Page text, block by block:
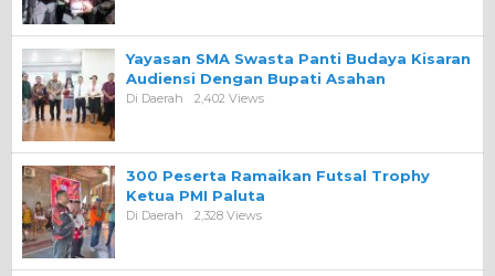
Yayasan SMA Swasta Panti Budaya Kisaran
Audiensi Dengan Bupati Asahan
Di Daerah 2,402 Views
300 Peserta Ramaikan Futsal Trophy
Ketua PMI Paluta
Di Daerah 2,328 Views